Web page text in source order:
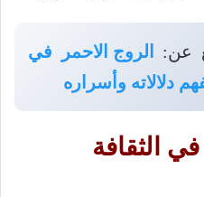
عن:
الروج الاحمر في
دلالاته وأسراره
الثقافة